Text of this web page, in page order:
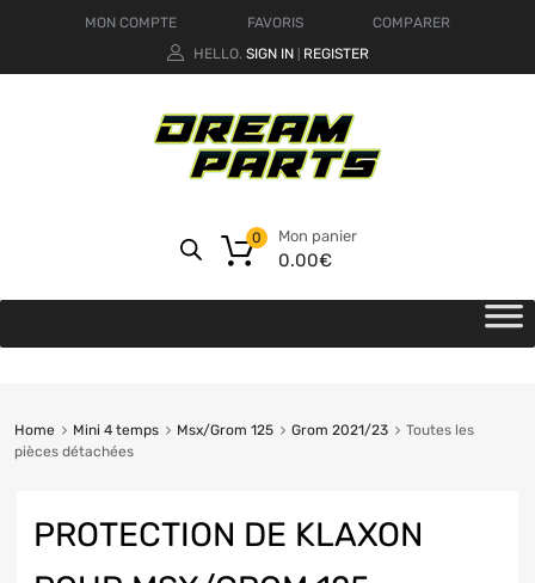
MON COMPTE FAVORIS
COMPARER
HELLO. SIGN IN REGISTER
Mon panier
0.00€
0
Home Mini 4 temps Msx/Grom 125 Grom 2021/23
Toutes les
pièces détachées
PROTECTION DE KLAXON